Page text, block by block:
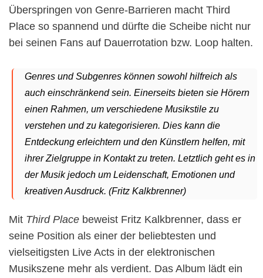
Überspringen von Genre-Barrieren macht Third
Place so spannend und dürfte die Scheibe nicht nur
bei seinen Fans auf Dauerrotation bzw. Loop halten.
Genres und Subgenres können sowohl hilfreich als
auch einschränkend sein. Einerseits bieten sie Hörern
einen Rahmen, um verschiedene Musikstile zu
verstehen und zu kategorisieren. Dies kann die
Entdeckung erleichtern und den Künstlern helfen, mit
ihrer Zielgruppe in Kontakt zu treten. Letztlich geht es in
der Musik jedoch um Leidenschaft, Emotionen und
kreativen Ausdruck. (Fritz Kalkbrenner)
Mit Third Place beweist Fritz Kalkbrenner, dass er
seine Position als einer der beliebtesten und
vielseitigsten Live Acts in der elektronischen
Musikszene mehr als verdient. Das Album lädt ein